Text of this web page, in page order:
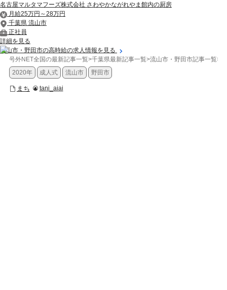
名古屋マルタマフーズ株式会社 さわやかながれやま館内の厨房
月給25万円～28万円
千葉県 流山市
正社員
詳細を見る
流山市・野田市の高時給の求人情報を見る
号外NET全国の最新記事一覧>千葉県最新記事一覧>流山市・野田市記事一覧>
2020年
成人式 流山市 野田市
まち tani_aiai